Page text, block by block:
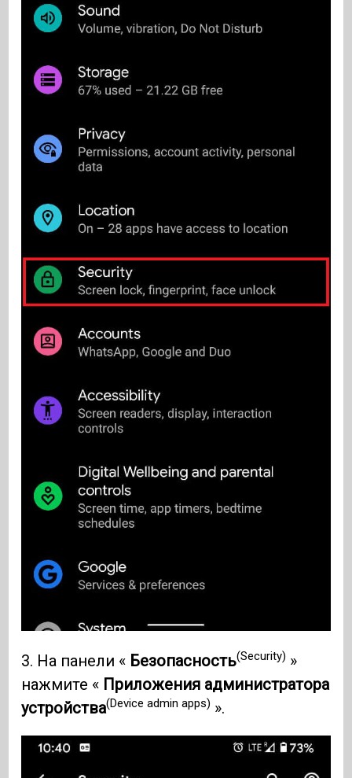
3. На панели « Безопасность(Security) »
нажмите « Приложения администратора
устройства(Device admin apps) ».